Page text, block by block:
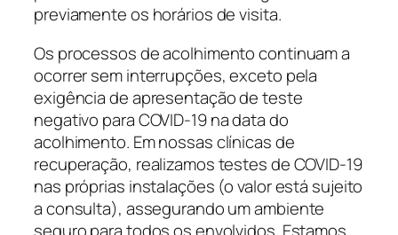
previamente os horários de visita.
Os processos de acolhimento continuam a
ocorrer sem interrupções, exceto pela
exigência de apresentação de teste
negativo para COVID-19 na data do
acolhimento. Em nossas clínicas de
recuperação, realizamos testes de COVID-19
nas próprias instalações (o valor está sujeito
a consulta), assegurando um ambiente
seguro para todos os envolvidos. Estamos